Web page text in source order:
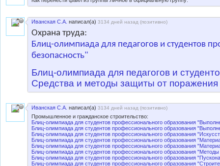
Иванская С.А. написал(а) 3134 дней назад (позитивно)
Охрана труда:
Блиц-олимпиада для педагогов и студентов
безопасность"
Блиц-олимпиада для педагогов и
Средства и методы защиты от поражения
Иванская С.А. написал(а) 3134 дней назад (позитивно)
Промышленное и гражданское строительство:
Блиц-олимпиада для студентов профессионального образования
Блиц-олимпиада для студентов профессионального образования
Блиц-олимпиада для студентов профессионального образования
Блиц-олимпиада для студентов профессионального образования
Блиц-олимпиада для студентов профессионального образования
Блиц-олимпиада для студентов профессионального образования "Методы
Блиц-олимпиада для студентов профессионального образования
Блиц-олимпиада для студентов профессионального образования